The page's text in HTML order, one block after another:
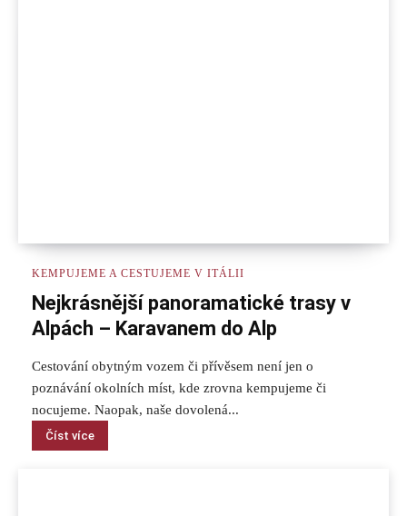
KEMPUJEME A CESTUJEME V ITÁLII
Nejkrásnější panoramatické trasy v
Alpách – Karavanem do Alp
Cestování obytným vozem či přívěsem není jen o
poznávání okolních míst, kde zrovna kempujeme či
nocujeme. Naopak, naše dovolená...
Číst více